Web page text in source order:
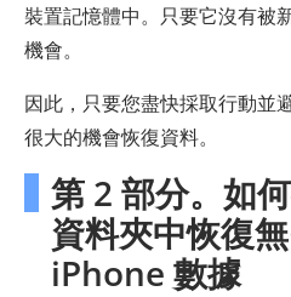
裝置記憶體中。只要它沒有被
機會。
因此，只要您盡快採取行動並
很大的機會恢復資料。
第 2 部分。如
資料夾中恢復
iPhone 數據